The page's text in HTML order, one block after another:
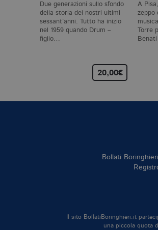
Due generazioni sullo sfondo
della storia dei nostri ultimi
sessant’anni. Tutto ha inizio
nel 1959 quando Drum –
figlio…
20,00€
A
zeppo
Torre
Bollati
Il sito BollatiBoringhieri.it
una piccola quota